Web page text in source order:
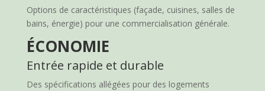
Options de caractéristiques (façade, cuisines, salles de
bains, énergie) pour une commercialisation générale.
ÉCONOMIE
Entrée rapide et durable
Des spécifications allégées pour des logements